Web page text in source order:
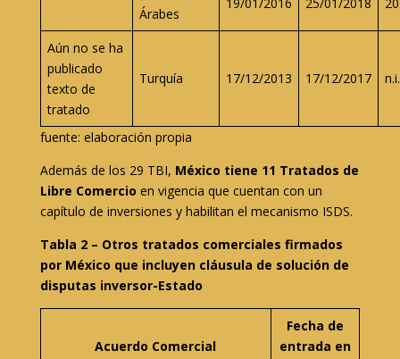
Árabes
Aún no se ha
publicado
texto de
tratado
Turquía 17/12/2013 17/12/2017 n.i.
fuente: elaboración propia
Además de los 29 TBI, México tiene 11 Tratados de
Libre Comercio en vigencia que cuentan con un
capítulo de inversiones y habilitan el mecanismo ISDS.
Tabla 2 – Otros tratados comerciales firmados
por México que incluyen cláusula de solución de
disputas inversor-Estado
Acuerdo Comercial
Fecha de
entrada en